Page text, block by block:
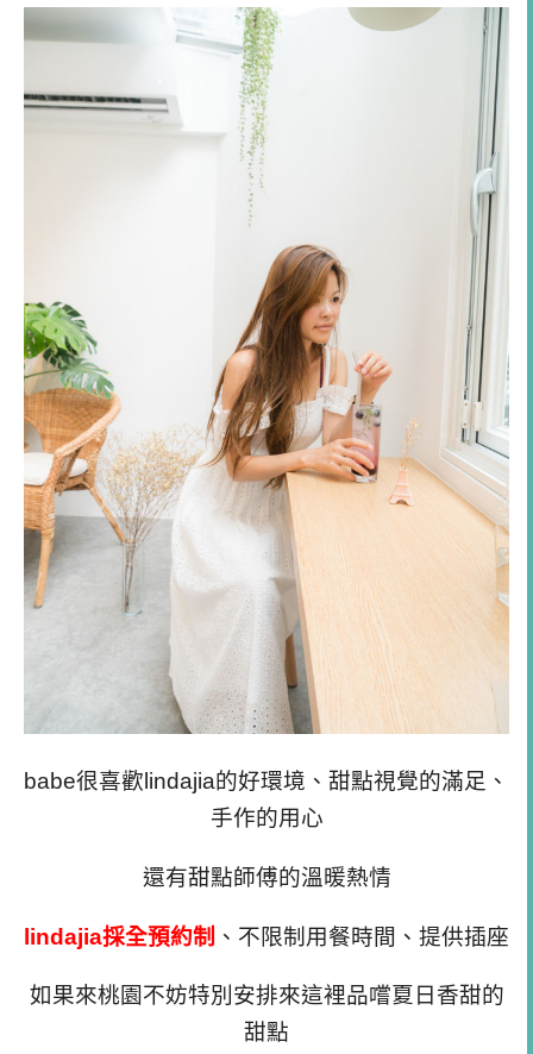
babe很喜歡 lindajia的好環境、甜點視覺的滿足、
手作的用心
還有甜點師傅的溫暖熱情
lindajia採全預約制 、不限制用餐時間、提供插座
如果來桃園不妨特別安排來這裡品嚐夏日香甜的
甜點